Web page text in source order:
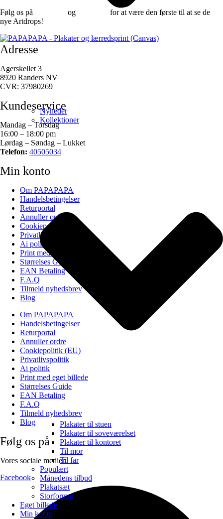
Nyheder
Kollektioner
Plakater til stuen
Plakater til soveværelset
Plakater til kontoret
Til mor
Til far
Populært
Månedens tilbud
Plakatsæt
Storformat
Eget billede
Min konto
Følg os på og
for at være den første til at se de
nye Artdrops!
Adresse
Agerskellet 3
8920 Randers NV
CVR: 37980269
Kundeservice
Mandag – Torsdag
16:00 – 18:00 pm
Lørdag – Søndag – Lukket
Telefon: 40505034
Min konto
Om PAPAPAPA
Handelsbetingelser
Returportal
Annuller ordre
Cookiepolitik (EU)
Privatlivspolitik
Ai politik
Print med eget billede
Størrelses Guide
EAN Betaling
F.A.Q
Tilmeld nyhedsbrev
Blog
Om PAPAPAPA
Handelsbetingelser
Returportal
Annuller ordre
Cookiepolitik (EU)
Privatlivspolitik
Ai politik
Print med eget billede
Størrelses Guide
EAN Betaling
F.A.Q
Tilmeld nyhedsbrev
Blog
Følg os på
Vores sociale medier:
Facebook